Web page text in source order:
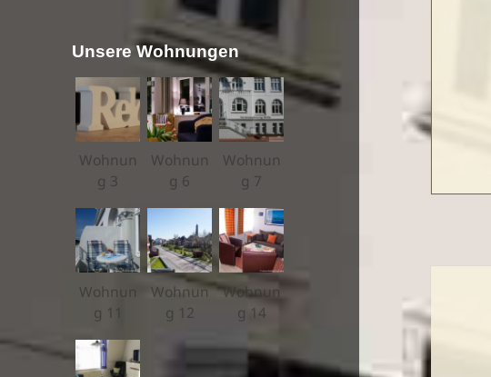
Unsere Wohnungen
Wohnun
g 3
Wohnun
g 6
Wohnun
g 7
Wohnun
g 11
Wohnun
g 12
Wohnun
g 14